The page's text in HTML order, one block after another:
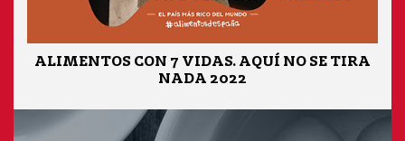
ALIMENTOS CON 7 VIDAS. AQUÍ NO SE TIRA
NADA 2022